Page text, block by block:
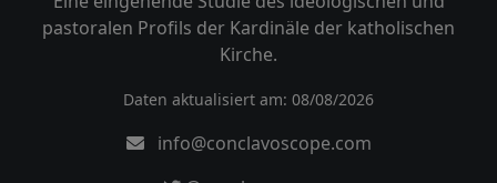
pastoralen Profils der Kardinäle der katholischen
Kirche.
Daten aktualisiert am: 08/08/2026
info@conclavoscope.com